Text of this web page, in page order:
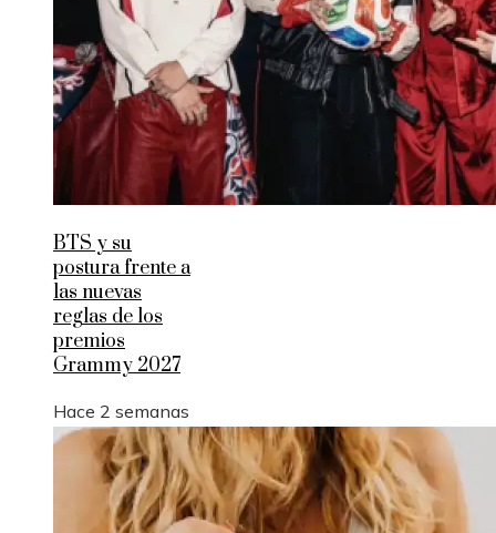
BTS y su
postura frente a
las nuevas
reglas de los
premios
Grammy 2027
Hace 2 semanas